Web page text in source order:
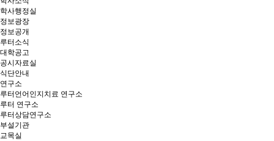
학사행정실
정보광장
정보공개
루터소식
대학공고
공시자료실
식단안내
연구소
루터언어인지치료 연구소
루터 연구소
루터상담연구소
부설기관
교목실